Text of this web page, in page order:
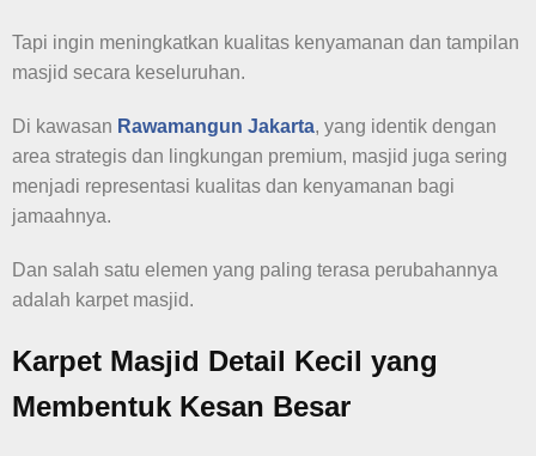
Tapi ingin meningkatkan kualitas kenyamanan dan tampilan
masjid secara keseluruhan.
Di kawasan Rawamangun Jakarta, yang identik dengan
area strategis dan lingkungan premium, masjid juga sering
menjadi representasi kualitas dan kenyamanan bagi
jamaahnya.
Dan salah satu elemen yang paling terasa perubahannya
adalah karpet masjid.
Karpet Masjid Detail Kecil yang
Membentuk Kesan Besar